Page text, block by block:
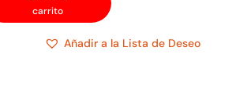
carrito
Añadir a la Lista de Deseo